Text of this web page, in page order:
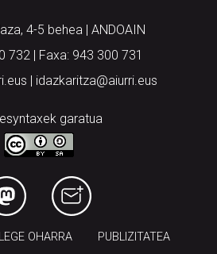
4-5 behea | ANDOAIN
732 | Faxa: 943 300 731
| idazkaritza@aiurri.eus
garatua
LEGE OHARRA PUBLIZITATEA